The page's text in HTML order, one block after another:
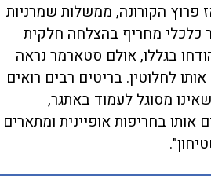
פרוץ הקורונה, ממשלות שמרניות
כלכלי מחריף בהצלחה חלקית
בגללו, אולם סטארמר נראה
לחלוטין. בריטים רבים רואים
מסוגל לעמוד באתגר,
אותו בחריפות אופיינית ומתארים